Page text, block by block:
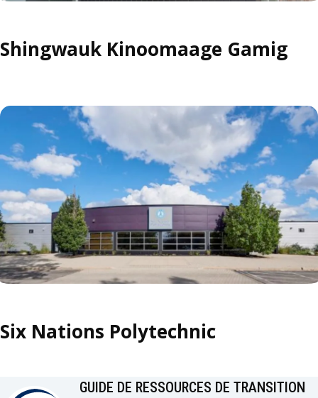
Shingwauk Kinoomaage Gamig
Six Nations Polytechnic
GUIDE DE RESSOURCES DE TRANSITION